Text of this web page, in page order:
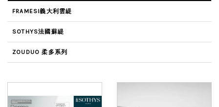
FRAMESI義大利雲緹
SOTHYS法國蘇緹
ZOUDUO 柔多系列